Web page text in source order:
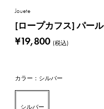
Jouete
[ロープカフス] パール
¥19,800 (税込)
カラー：シルバー
シルバー